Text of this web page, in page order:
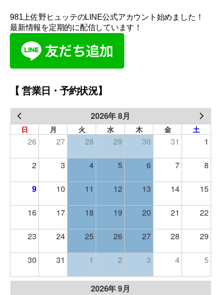
981上佐野ヒュッテのLINE公式アカウント始めました！
最新情報を定期的に配信しています！
【 営業日・予約状況】
2026年 8月
日 月 火 水 木 金 土
26 27 28 29 30 31 1
2 3 4 5 6 7 8
9 10 11 12 13 14 15
16 17 18 19 20 21 22
23 24 25 26 27 28 29
30 31 1 2 3 4 5
2026年 9月